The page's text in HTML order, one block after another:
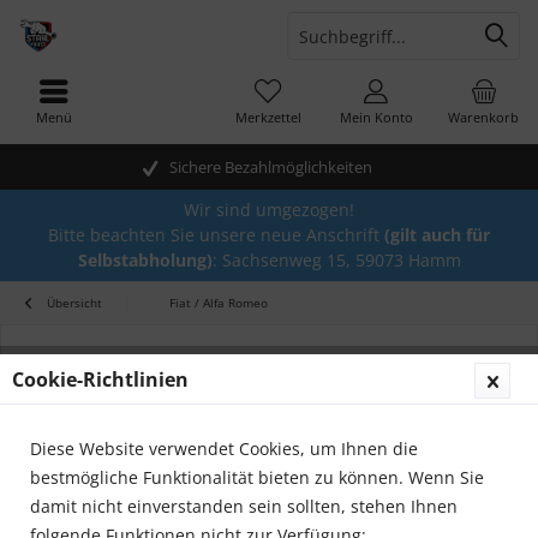
Sichere Bezahlmöglichkeiten
Warenkorb
Merkzettel Mein Konto
Menü
Wir sind umgezogen!
Bitte beachten Sie unsere neue Anschrift (gilt auch für
Selbstabholung): Sachsenweg 15, 59073 Hamm
Übersicht Fiat / Alfa Romeo
Cookie-Richtlinien
Diese Website verwendet Cookies, um Ihnen die
bestmögliche Funktionalität bieten zu können. Wenn Sie
damit nicht einverstanden sein sollten, stehen Ihnen